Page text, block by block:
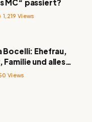
MC“ passiert?
1,219 Views
Bocelli: Ehefrau,
und alles
den italienischen
Views